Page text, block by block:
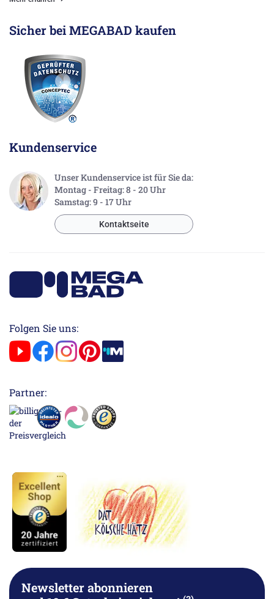
Sicher bei MEGABAD kaufen
Kundenservice
Unser Kundenservice ist für Sie da:
Montag - Freitag: 8 - 20 Uhr
Samstag: 9 - 17 Uhr
Kontaktseite
Folgen Sie uns:
Partner:
Newsletter abonnieren